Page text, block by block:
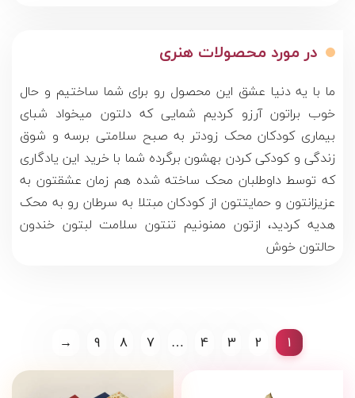
در مورد محصولات هنرى
ما با یه دنیا عشق این محصول رو برای شما ساختیم و حال
خوب براتون آرزو کردیم شمایی که دلتون میخواد شبای
بیماری کودکان محک زودتر به صبح سلامتی برسه و شوق
زندگی و کودکی کردن بهشون برگرده شما با خرید این یادگاری
که توسط داوطلبان محک ساخته شده هم زمان عشقتون به
عزیزانتون و حمایتتون از کودکان مبتلا به سرطان رو به محک
هدیه کردید، ازتون ممنونیم تنتون سلامت لبتون خندون
حالتون خوش
1
2
3
4
…
7
8
9
→